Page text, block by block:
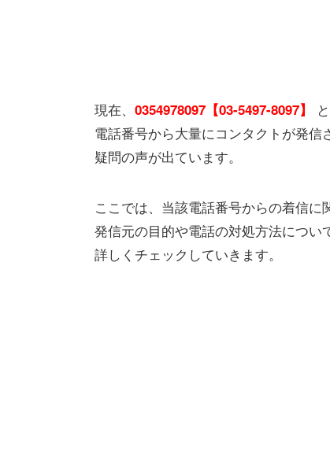
現在、 0354978097【03-5497-8097】
電話番号から大量にコンタクトが発信
疑問の声が出ています。
ここでは、当該電話番号からの着信に
発信元の目的や電話の対処方法について
詳しくチェックしていきます。